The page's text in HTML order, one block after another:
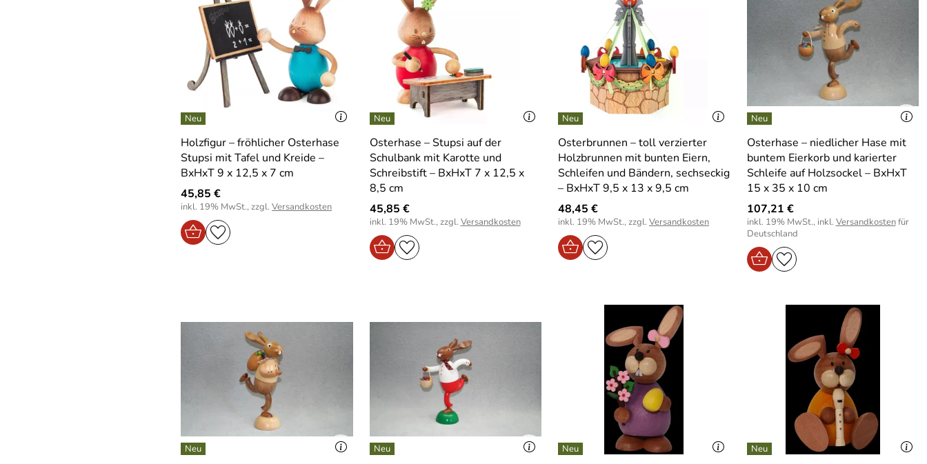
Holzfigur – fröhlicher Osterhase
Stupsi mit Tafel und Kreide –
BxHxT 9 x 12,5 x 7 cm
45,85 €
inkl. 19% MwSt., zzgl. Versandkosten
Osterhase – Stupsi auf der
Schulbank mit Karotte und
Schreibstift – BxHxT 7 x 12,5 x
8,5 cm
45,85 €
inkl. 19% MwSt., zzgl. Versandkosten
Osterbrunnen – toll verzierter
Holzbrunnen mit bunten Eiern,
Schleifen und Bändern, sechseckig
– BxHxT 9,5 x 13 x 9,5 cm
48,45 €
inkl. 19% MwSt., zzgl. Versandkosten
Osterhase – niedlicher Hase mit
buntem Eierkorb und karierter
Schleife auf Holzsockel – BxHxT
15 x 35 x 10 cm
107,21 €
inkl. 19% MwSt., inkl. Versandkostenfür
Deutschland